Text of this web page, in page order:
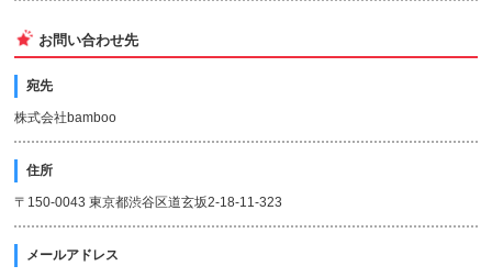
お問い合わせ先
宛先
株式会社bamboo
住所
〒150-0043 東京都渋谷区道玄坂2-18-11-323
メールアドレス